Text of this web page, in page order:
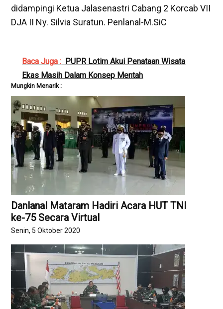
didampingi Ketua Jalasenastri Cabang 2 Korcab VII
DJA II Ny. Silvia Suratun. Penlanal-M.SiC
Baca Juga : PUPR Lotim Akui Penataan Wisata
Ekas Masih Dalam Konsep Mentah
Mungkin Menarik :
Danlanal Mataram Hadiri Acara HUT TNI
ke-75 Secara Virtual
Senin, 5 Oktober 2020